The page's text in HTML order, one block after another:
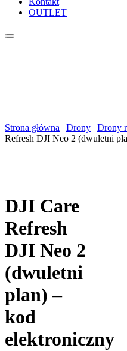
OUTLET
Strona główna | Drony | Drony
Refresh DJI Neo 2 (dwuletni
DJI Care
Refresh
DJI Neo 2
(dwuletni
plan) –
kod
elektroniczny